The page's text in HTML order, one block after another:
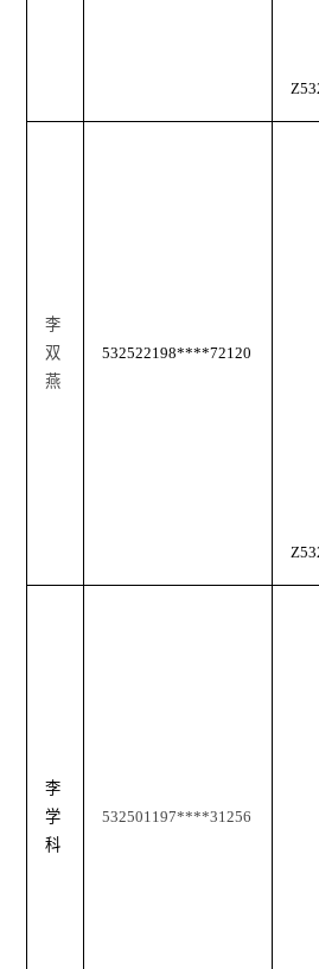
李
双
燕
532522198****72120
李
学
科
532501197****31256